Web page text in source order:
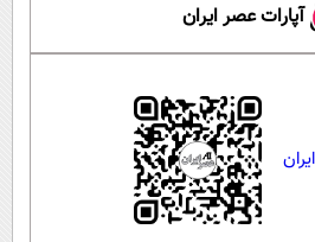
آپارات عصر ایران